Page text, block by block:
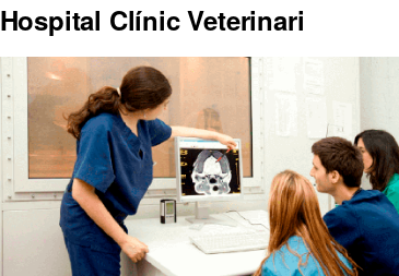
Hospital Clínic Veterinari